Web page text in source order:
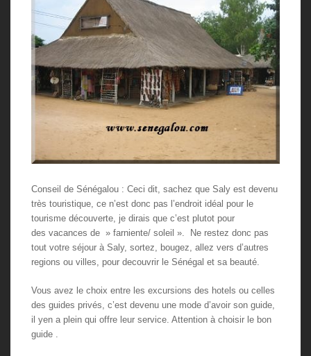
Conseil de Sénégalou : Ceci dit, sachez que Saly est devenu
très touristique, ce n’est donc pas l’endroit idéal pour le
tourisme découverte, je dirais que c’est plutot pour
des vacances de » farniente/ soleil ». Ne restez donc pas
tout votre séjour à Saly, sortez, bougez, allez vers d’autres
regions ou villes, pour decouvrir le Sénégal et sa beauté.
Vous avez le choix entre les excursions des hotels ou celles
des guides privés, c’est devenu une mode d’avoir son guide,
il yen a plein qui offre leur service. Attention à choisir le bon
guide .